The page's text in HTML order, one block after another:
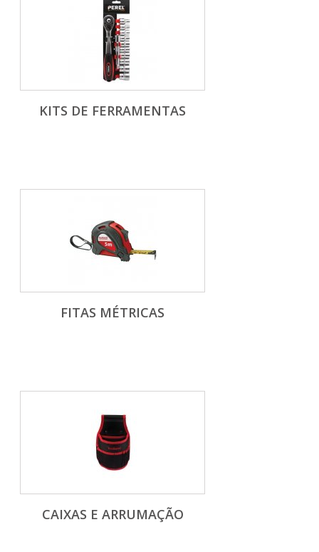
KITS DE FERRAMENTAS
FITAS MÉTRICAS
CAIXAS E ARRUMAÇÃO